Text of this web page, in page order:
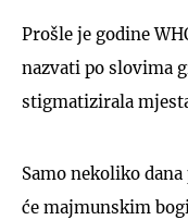
Prošle je godine
nazvati po slovima
stigmatizirala
Samo nekoliko
će majmunskim